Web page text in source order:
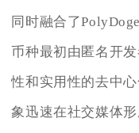
同时融合了
币种最初由匿名开
性和实用性的去中
象迅速在社交媒体